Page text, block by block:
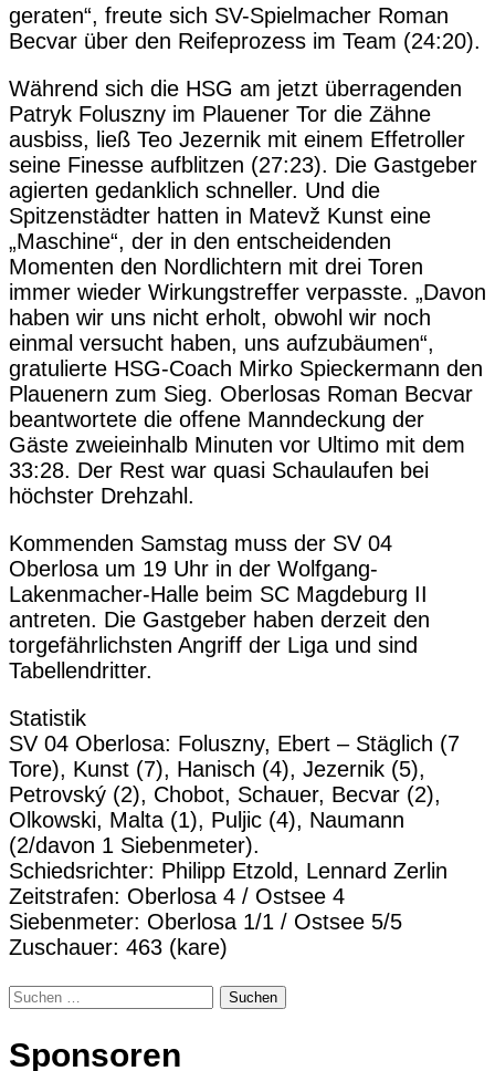
geraten“, freute sich SV-Spielmacher Roman
Becvar über den Reifeprozess im Team (24:20).
Während sich die HSG am jetzt überragenden
Patryk Foluszny im Plauener Tor die Zähne
ausbiss, ließ Teo Jezernik mit einem Effetroller
seine Finesse aufblitzen (27:23). Die Gastgeber
agierten gedanklich schneller. Und die
Spitzenstädter hatten in Matevž Kunst eine
„Maschine“, der in den entscheidenden
Momenten den Nordlichtern mit drei Toren
immer wieder Wirkungstreffer verpasste. „Davon
haben wir uns nicht erholt, obwohl wir noch
einmal versucht haben, uns aufzubäumen“,
gratulierte HSG-Coach Mirko Spieckermann den
Plauenern zum Sieg. Oberlosas Roman Becvar
beantwortete die offene Manndeckung der
Gäste zweieinhalb Minuten vor Ultimo mit dem
33:28. Der Rest war quasi Schaulaufen bei
höchster Drehzahl.
Kommenden Samstag muss der SV 04
Oberlosa um 19 Uhr in der Wolfgang-
Lakenmacher-Halle beim SC Magdeburg II
antreten. Die Gastgeber haben derzeit den
torgefährlichsten Angriff der Liga und sind
Tabellendritter.
Statistik
SV 04 Oberlosa: Foluszny, Ebert – Stäglich (7
Tore), Kunst (7), Hanisch (4), Jezernik (5),
Petrovský (2), Chobot, Schauer, Becvar (2),
Olkowski, Malta (1), Puljic (4), Naumann
(2/davon 1 Siebenmeter).
Schiedsrichter: Philipp Etzold, Lennard Zerlin
Zeitstrafen: Oberlosa 4 / Ostsee 4
Siebenmeter: Oberlosa 1/1 / Ostsee 5/5
Zuschauer: 463 (kare)
Suchen
Sponsoren